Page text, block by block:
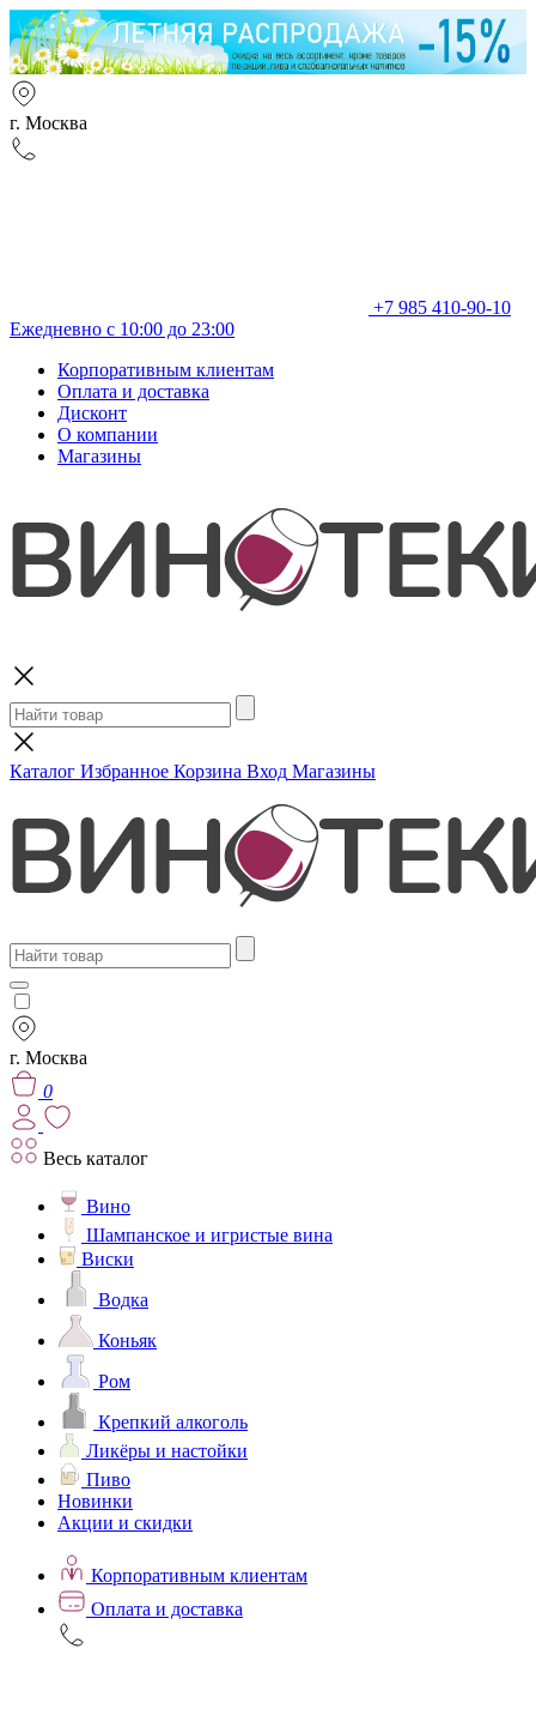
г. Москва
+7 985 410-90-10
Ежедневно с 10:00 до 23:00
Корпоративным клиентам
Оплата и доставка
Дисконт
О компании
Магазины
Каталог Избранное Корзина Вход Магазины
г. Москва
0
Весь каталог
Вино
Шампанское и игристые вина
Виски
Водка
Коньяк
Ром
Крепкий алкоголь
Ликёры и настойки
Пиво
Новинки
Акции и скидки
Корпоративным клиентам
Оплата и доставка